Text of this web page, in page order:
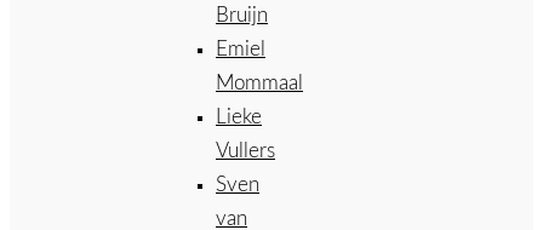
Bruijn
Emiel
Mommaal
Lieke
Vullers
Sven
van